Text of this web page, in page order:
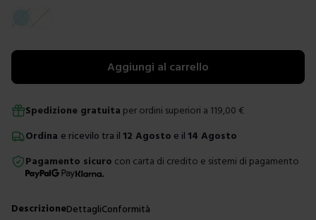
Aggiungi al carrello
Spedizione gratuita per ordini superiori a 119,00 €
Ordina e ricevilo tra il 12 Agosto e il 14 Agosto
Pagamento sicuro con carta di credito e sistemi di pagamento
DescrizioneDettagliConformità